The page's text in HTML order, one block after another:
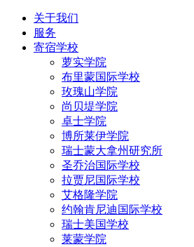
关于我们
服务
寄宿学校
萝实学院
布里蒙国际学校
玫瑰山学院
尚贝堤学院
卓士学院
博所莱伊学院
瑞士蒙大拿州研究所
圣乔治国际学校
拉贾尼国际学校
艾格隆学院
约翰肯尼迪国际学校
瑞士美国学校
莱蒙学院